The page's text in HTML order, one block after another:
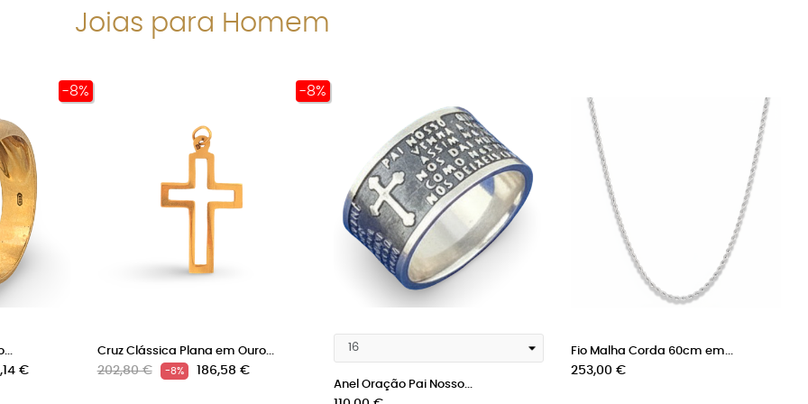
Joias para Homem
-8%
€
-8%
Cruz Clássica Plana em Ouro...
Preço
202,80 € -8% Preço
186,58 €
Anel Oração Pai Nosso...
Fio Malha Corda 60cm em...
Preço
253,00 €